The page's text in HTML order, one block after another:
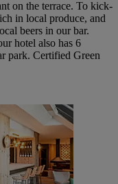
on the terrace. To kick-
in local produce, and
beers in our bar.
hotel also has 6
park. Certified Green